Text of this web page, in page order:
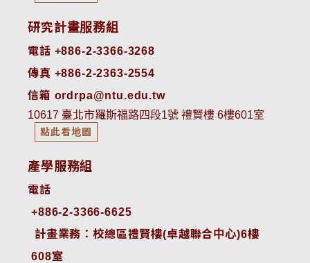
研究計畫服務組
電話 +886-2-3366-3268
傳真 +886-2-2363-2554
信箱 ordrpa@ntu.edu.tw
10617 臺北市羅斯福路四段1號 禮賢樓 6樓601室
點此看地圖
產學服務組
電話
+886-2-3366-6625
計畫業務：校總區禮賢樓(卓越聯合中心)6樓
608室